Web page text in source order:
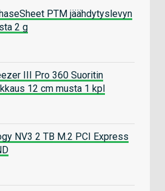
PTM jäähdytyslevyn
2 g
III Pro 360 Suoritin
12 cm musta 1 kpl
NV3 2 TB M.2 PCI Express